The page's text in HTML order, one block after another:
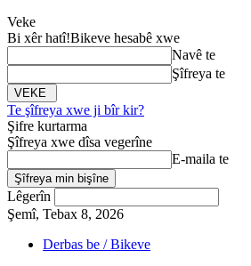
Veke
Bi xêr hatî!Bikeve hesabê xwe
Navê te
Şîfreya te
Te şîfreya xwe ji bîr kir?
Şifre kurtarma
Şîfreya xwe dîsa vegerîne
E-maila te
Lêgerîn
Şemî, Tebax 8, 2026
Derbas be / Bikeve